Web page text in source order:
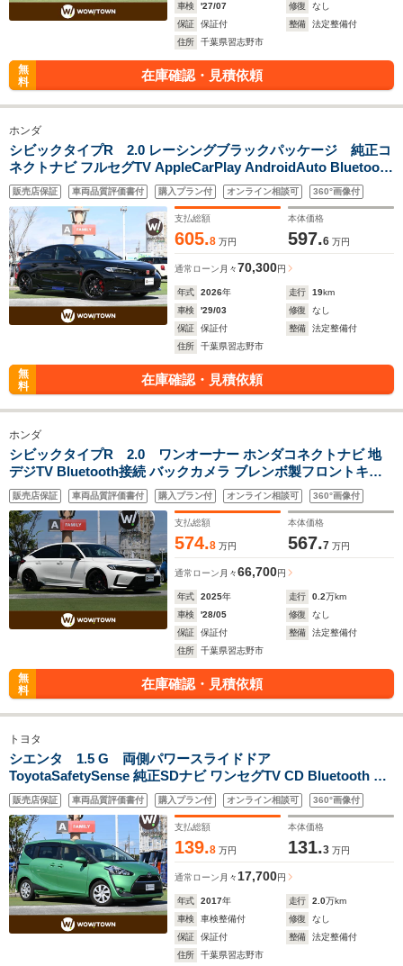
車検 '27/07 修復
なし
保証
保証付 整備
法定整備付
住所
千葉県習志野市
無
料
在庫確認・見積依頼
ホンダ
シビックタイプR 2.0 レーシングブラックパッケージ 純正コ
ネクトナビ フルセグTV AppleCarPlay AndroidAuto Bluetooth
接続 バックカメラ ホンダセンシング アダプティブクルーズコ
ントロール ワイヤレス充電 ステアリングスイッチ ETC2.0 LED
ヘッドライト
販売店保証 車両品質評価書付 購入プラン付 オンライン相談可 360°画像付
支払総額
605.8 万円
本体価格
597.6 万円
通常ローン 月々70,300円
年式 2026年 走行 19km
車検
'29/03 修復
なし
保証
保証付 整備
法定整備付
住所
千葉県習志野市
無
料
在庫確認・見積依頼
ホンダ
シビックタイプR 2.0 ワンオーナー ホンダコネクトナビ 地
デジTV Bluetooth接続 バックカメラ ブレンボ製フロントキャ
リパー ホンダセンシング ブラインドスポットインフォメーショ
ン ETC2.0 LEDヘッドライト LEDヘッドライト
販売店保証 車両品質評価書付 購入プラン付 オンライン相談可 360°画像付
支払総額
574.8 万円
本体価格
567.7 万円
通常ローン 月々66,700円
年式 2025年 走行 0.2万km
車検
'28/05 修復
なし
保証
保証付 整備
法定整備付
住所
千葉県習志野市
無
料
在庫確認・見積依頼
トヨタ
シエンタ 1.5 G 両側パワースライドドア
ToyotaSafetySense 純正SDナビ ワンセグTV CD Bluetooth バ
ックカメラ ドライブレコーダー ETC ウインカーミラー スマー
トキー
販売店保証 車両品質評価書付 購入プラン付 オンライン相談可 360°画像付
支払総額
139.8 万円
本体価格
131.3 万円
通常ローン 月々 17,700円
年式 2017年 走行 2.0万km
車検
車検整備付 修復
なし
保証
保証付 整備
法定整備付
住所
千葉県習志野市